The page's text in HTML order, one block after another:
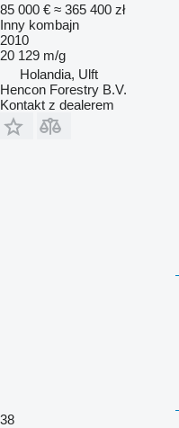
85 000 € ≈ 365 400 zł
Inny kombajn
2010
20 129 m/g
Holandia, Ulft
Hencon Forestry B.V.
Kontakt z dealerem
38